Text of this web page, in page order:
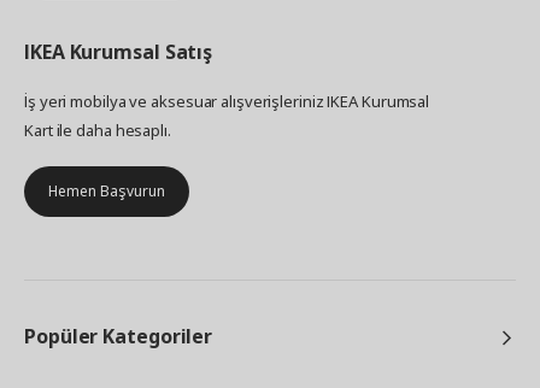
IKEA Kurumsal Satış
İş yeri mobilya ve aksesuar alışverişleriniz IKEA Kurumsal
Kart ile daha hesaplı.
Hemen Başvurun
Popüler Kategoriler